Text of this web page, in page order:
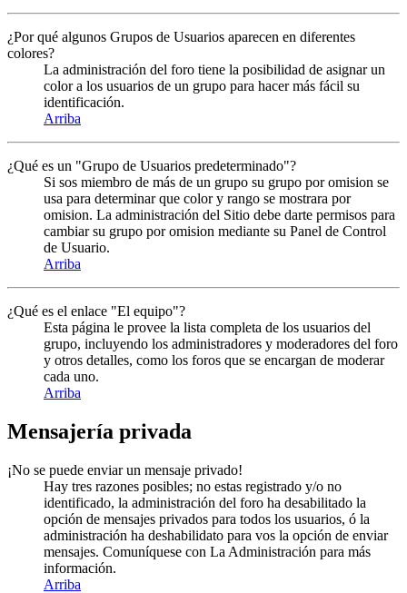
¿Por qué algunos Grupos de Usuarios aparecen en diferentes
colores?
La administración del foro tiene la posibilidad de asignar un
color a los usuarios de un grupo para hacer más fácil su
identificación.
Arriba
¿Qué es un "Grupo de Usuarios predeterminado"?
Si sos miembro de más de un grupo su grupo por omision se
usa para determinar que color y rango se mostrara por
omision. La administración del Sitio debe darte permisos para
cambiar su grupo por omision mediante su Panel de Control
de Usuario.
Arriba
¿Qué es el enlace "El equipo"?
Esta página le provee la lista completa de los usuarios del
grupo, incluyendo los administradores y moderadores del foro
y otros detalles, como los foros que se encargan de moderar
cada uno.
Arriba
Mensajería privada
¡No se puede enviar un mensaje privado!
Hay tres razones posibles; no estas registrado y/o no
identificado, la administración del foro ha desabilitado la
opción de mensajes privados para todos los usuarios, ó la
administración ha deshabilidato para vos la opción de enviar
mensajes. Comuníquese con La Administración para más
información.
Arriba